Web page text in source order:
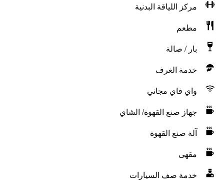
مركز اللياقة البدنية
مطعم
بار / صالة
خدمة الغرف
واي فاي مجاني
جهاز صنع القهوة/ الشاي
آلة صنع القهوة
مقهى
خدمة صف السيارات